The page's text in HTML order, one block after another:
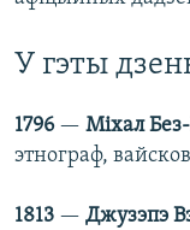
У гэты
1796 — Міхал
этнограф,
1813 — Джузэпэ